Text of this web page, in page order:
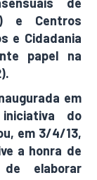
e Centros
e Cidadania
papel na
em
do
em 3/4/13,
a honra de
elaborar